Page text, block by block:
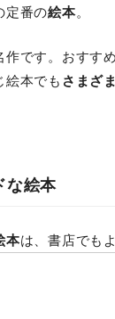
定番の絵本。
作です。おすす
絵本でも さまざ
な絵本
本は、書店でも